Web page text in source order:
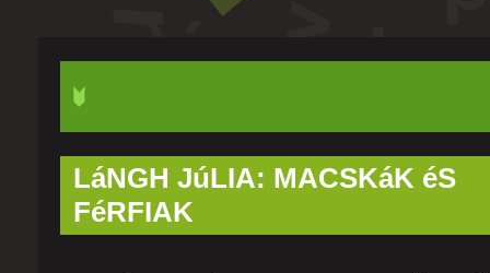
LáNGH JúLIA: MACSKáK éS
FéRFIAK